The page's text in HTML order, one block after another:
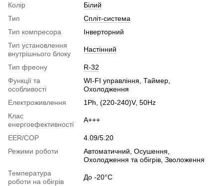
Колір
Білий
Тип
Спліт-система
Тип компресора
Інверторний
Тип установлення
внутрішнього блоку
Настінний
Тип фреону
R-32
Функції та
особливості
WI-FI управління, Таймер,
Охолодження
Електроживлення
1Ph, (220-240)V, 50Hz
Клас
енергоефективності
A+++
EER/COP
4.09/5.20
Режими роботи
Автоматичний, Осушення,
Охолодження та обігрів, Зволоження
Температура
роботи на обігрів
До -20°C